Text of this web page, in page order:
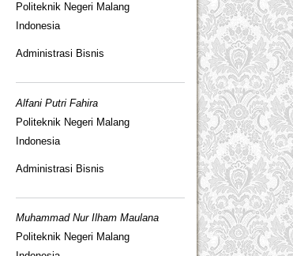
Politeknik Negeri Malang
Indonesia
Administrasi Bisnis
Alfani Putri Fahira
Politeknik Negeri Malang
Indonesia
Administrasi Bisnis
Muhammad Nur Ilham Maulana
Politeknik Negeri Malang